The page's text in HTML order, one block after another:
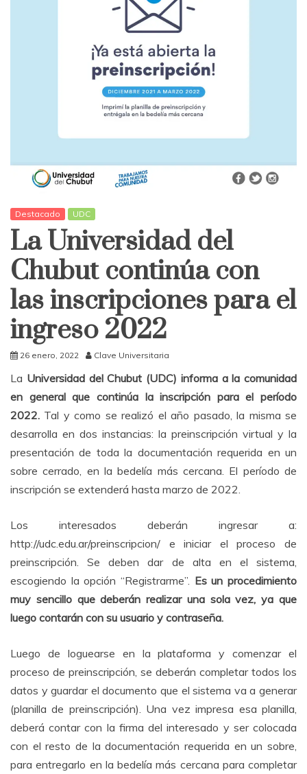
Destacado UDC
La Universidad del
Chubut continúa con
las inscripciones para el
ingreso 2022
26 enero, 2022 Clave Universitaria
La Universidad del Chubut (UDC) informa a la comunidad
en general que continúa la inscripción para el período
2022. Tal y como se realizó el año pasado, la misma se
desarrolla en dos instancias: la preinscripción virtual y la
presentación de toda la documentación requerida en un
sobre cerrado, en la bedelía más cercana. El período de
inscripción se extenderá hasta marzo de 2022.
Los interesados deberán ingresar a:
http://udc.edu.ar/preinscripcion/ e iniciar el proceso de
preinscripción. Se deben dar de alta en el sistema,
escogiendo la opción “Registrarme”. Es un procedimiento
muy sencillo que deberán realizar una sola vez, ya que
luego contarán con su usuario y contraseña.
Luego de loguearse en la plataforma y comenzar el
proceso de preinscripción, se deberán completar todos los
datos y guardar el documento que el sistema va a generar
(planilla de preinscripción). Una vez impresa esa planilla,
deberá contar con la firma del interesado y ser colocada
con el resto de la documentación requerida en un sobre,
para entregarlo en la bedelía más cercana para completar